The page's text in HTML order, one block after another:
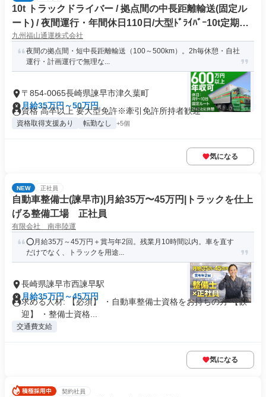
10t トラックドライバー / 拠点間の中長距離輸送(固定ル
ート) / 夜間運行・年間休日110日/大型ﾄﾞﾗｲﾊﾞｰ10t定期夜
間幹線便(正社員)
九州福山通運株式会社
夜間の拠点間・短中長距離輸送（100～500km）。2h毎休憩・自社
運行・計画運行で無理な...
〒854-0065長崎県諫早市津久葉町
月給35万円～50万円
資格 高卒以上 要大型免許※牽引免許所持者歓迎
資格取得支援あり 転勤なし +5個
気になる
NEW 正社員
自動車整備士(諫早市)|月給35万〜45万円|トラックを仕上
げる整備工場 正社員
有限会社 南串陸運
⭕月給35万～45万円＋賞与年2回。残業月10時間以内。車を直す
だけでなく、トラックを用途...
長崎県諫早市西諫早駅
月給35万円～45万円
求める人材: 【必須】 ・自動車整備士資格をお持ちの方 【歓
迎】 ・整備士資格...
交通費支給
気になる
契約社員